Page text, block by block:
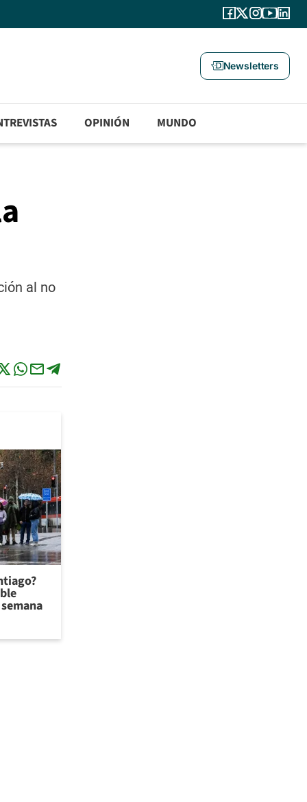
Newsletters
OPINIÓN MUNDO
al no